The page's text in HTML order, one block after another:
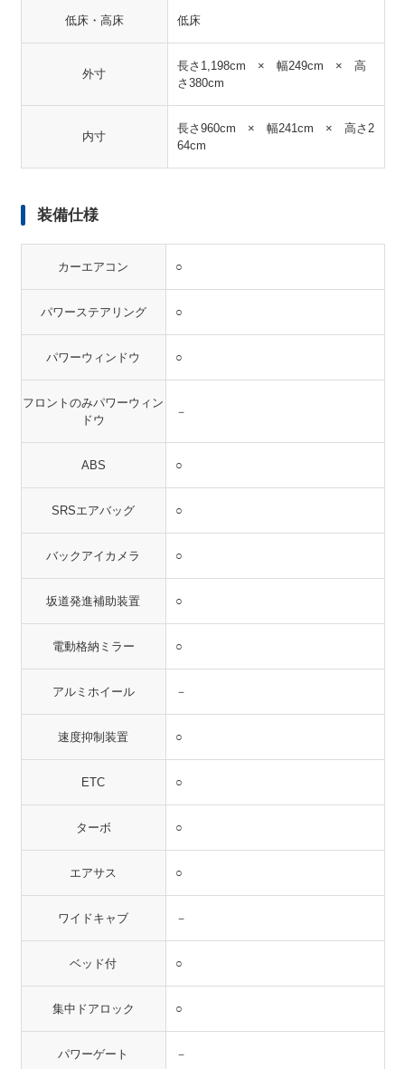
低床・高床 低床
外寸
長さ1,198cm × 幅249cm × 高
さ380cm
内寸
長さ960cm × 幅241cm × 高さ2
64cm
装備仕様
カーエアコン ○
パワーステアリング ○
パワーウィンドウ ○
フロントのみパワーウィン
ドウ
－
ABS ○
SRSエアバッグ ○
バックアイカメラ ○
坂道発進補助装置 ○
電動格納ミラー ○
アルミホイール －
速度抑制装置 ○
ETC ○
ターボ ○
エアサス ○
ワイドキャブ －
ベッド付 ○
集中ドアロック ○
パワーゲート －